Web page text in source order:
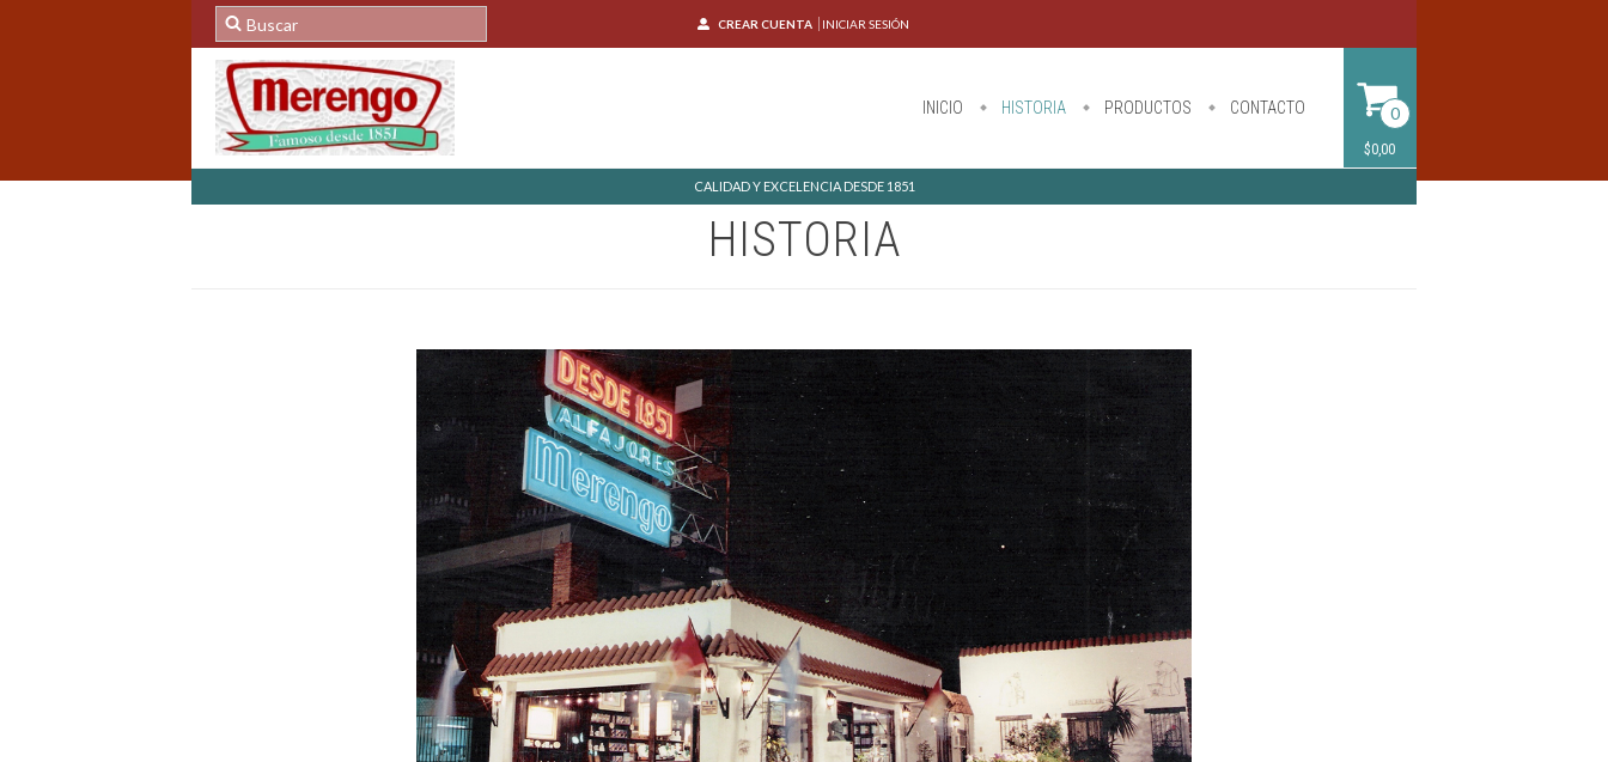
CREAR CUENTA INICIAR SESIÓN
INICIO HISTORIA PRODUCTOS CONTACTO 0
$0,00
CALIDAD Y EXCELENCIA DESDE 1851
HISTORIA